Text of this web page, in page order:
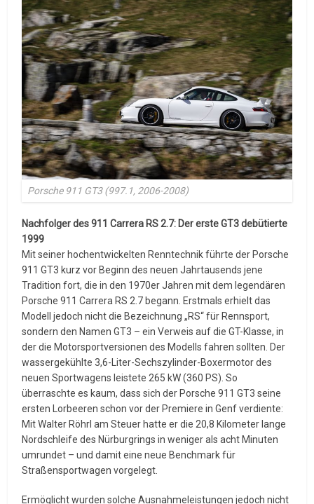
Porsche 911 GT3 (997.1, 2006-2008)
Nachfolger des 911 Carrera RS 2.7: Der erste GT3 debütierte
1999
Mit seiner hochentwickelten Renntechnik führte der Porsche
911 GT3 kurz vor Beginn des neuen Jahrtausends jene
Tradition fort, die in den 1970er Jahren mit dem legendären
Porsche 911 Carrera RS 2.7 begann. Erstmals erhielt das
Modell jedoch nicht die Bezeichnung „RS“ für Rennsport,
sondern den Namen GT3 – ein Verweis auf die GT-Klasse, in
der die Motorsportversionen des Modells fahren sollten. Der
wassergekühlte 3,6-Liter-Sechszylinder-Boxermotor des
neuen Sportwagens leistete 265 kW (360 PS). So
überraschte es kaum, dass sich der Porsche 911 GT3 seine
ersten Lorbeeren schon vor der Premiere in Genf verdiente:
Mit Walter Röhrl am Steuer hatte er die 20,8 Kilometer lange
Nordschleife des Nürburgrings in weniger als acht Minuten
umrundet – und damit eine neue Benchmark für
Straßensportwagen vorgelegt.
Ermöglicht wurden solche Ausnahmeleistungen jedoch nicht